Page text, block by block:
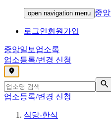
open navigation menu 중
로그인회원가입
중앙일보 업소록
업소등록/변경 신청
,
업소등록/변경 신청
식당-한식